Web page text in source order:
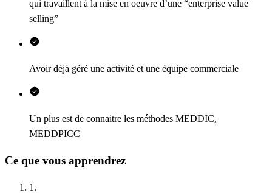
qui travaillent à la mise en oeuvre d’une “enterprise value
selling”
Avoir déjà géré une activité et une équipe commerciale
Un plus est de connaitre les méthodes MEDDIC,
MEDDPICC
Ce que vous apprendrez
1.